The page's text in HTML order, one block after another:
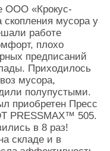
ООО «Крокус-
скопления мусора у
работе
плохо
предписаний
Приходилось
мусора,
полупустыми.
приобретен Пресс
PRESSMAX™ 505.
в 8 раз!
складе и в